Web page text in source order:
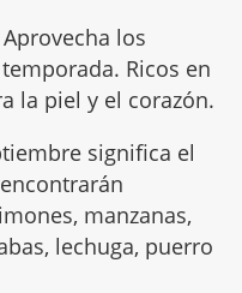
Aprovecha los
Ricos en
la piel y el corazón.
significa el
manzanas,
lechuga, puerro